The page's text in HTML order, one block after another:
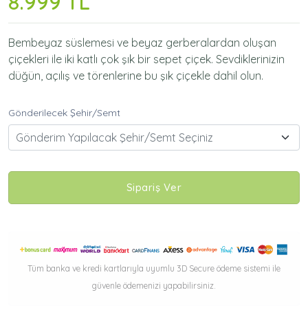
Bembeyaz süslemesi ve beyaz gerberalardan oluşan
çiçekleri ile iki katlı çok şık bir sepet çiçek. Sevdiklerinizin
düğün, açılış ve törenlerine bu şık çiçekle dahil olun.
Gönderilecek Şehir/Semt
Gönderim Yapılacak Şehir/Semt Seçiniz
Sipariş Ver
Tüm banka ve kredi kartlarıyla uyumlu 3D Secure ödeme sistemi ile
güvenle ödemenizi yapabilirsiniz.